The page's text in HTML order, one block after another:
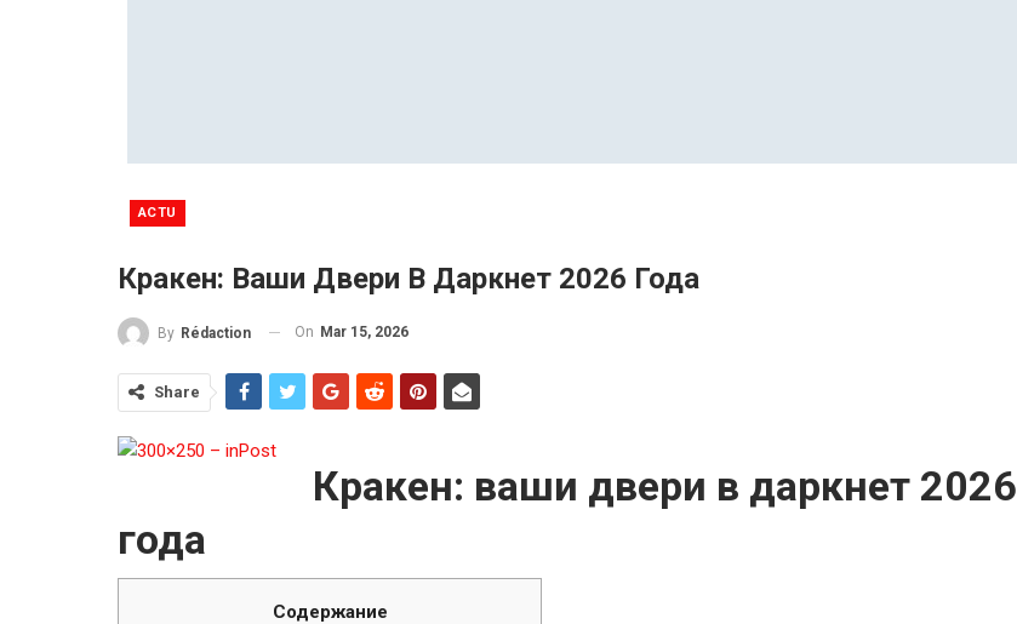
ACTU
Кракен: Ваши Двери В Даркнет 2026 Года
By Rédaction On Mar 15, 2026
Share
Кракен: ваши двери в даркнет 2026
года
Содержание